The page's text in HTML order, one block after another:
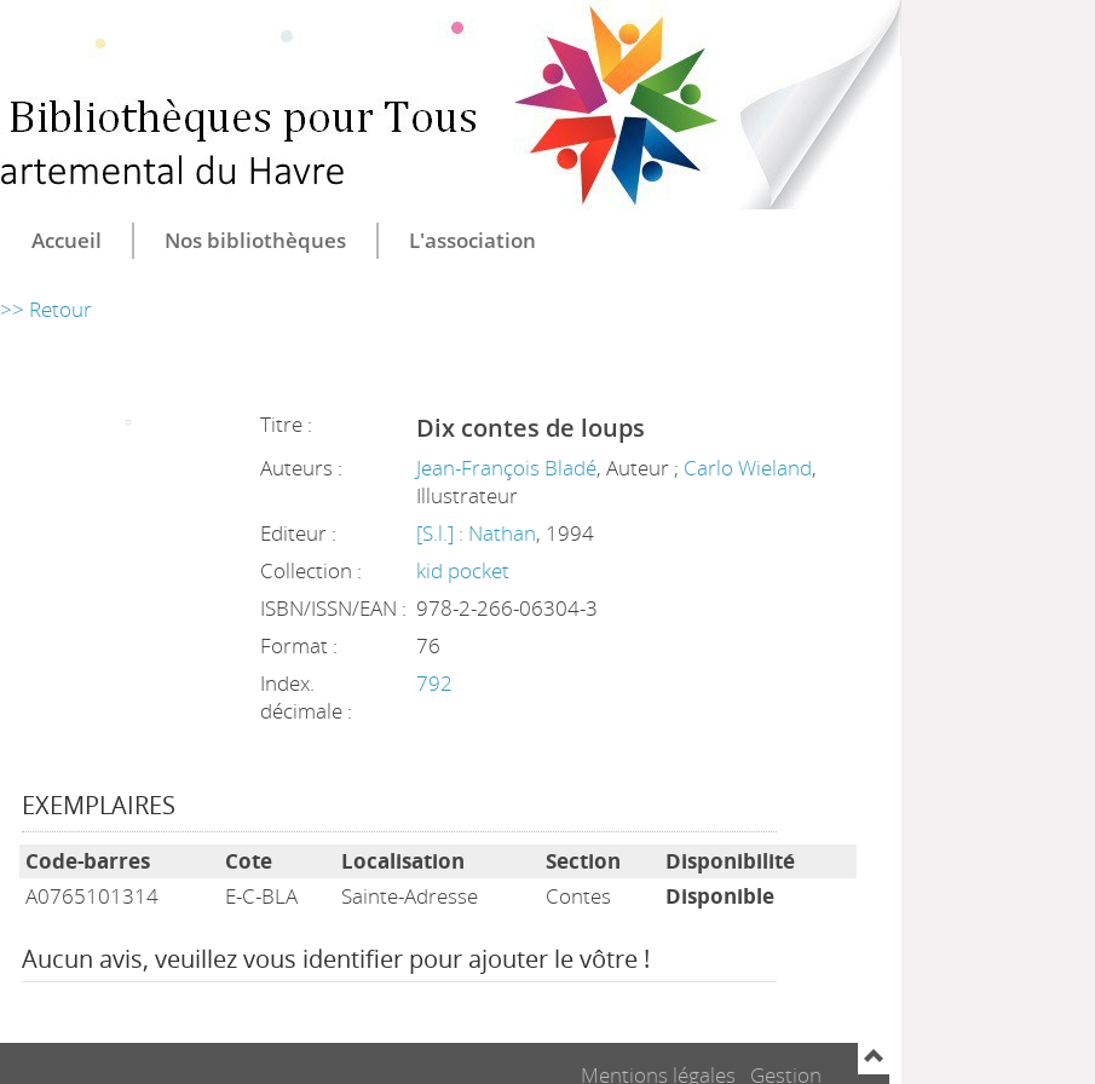
CULTURE ET BIBLIOTHÈQUES POUR TOUS
CENTRE DÉPARTEMENTAL DU HAVRE
Accueil Nos bibliothèques L'association
>> Retour
Titre : Dix contes de loups
Auteurs : Jean-François Bladé, Auteur ; Carlo Wieland,
Illustrateur
Editeur :
[S.l.] : Nathan, 1994
Collection :
kid pocket
ISBN/ISSN/EAN : 978-2-266-06304-3
Format :
76
Index.
décimale :
792
EXEMPLAIRES
Code-barres Cote Localisation Section
Disponibilité
A0765101314
E-C-BLA Sainte-Adresse Contes Disponible
Aucun avis, veuillez vous identifier pour ajouter le vôtre !
Mentions légales Gestion